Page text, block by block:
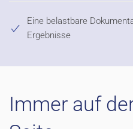
Eine belastbare
Ergebnisse
Immer auf